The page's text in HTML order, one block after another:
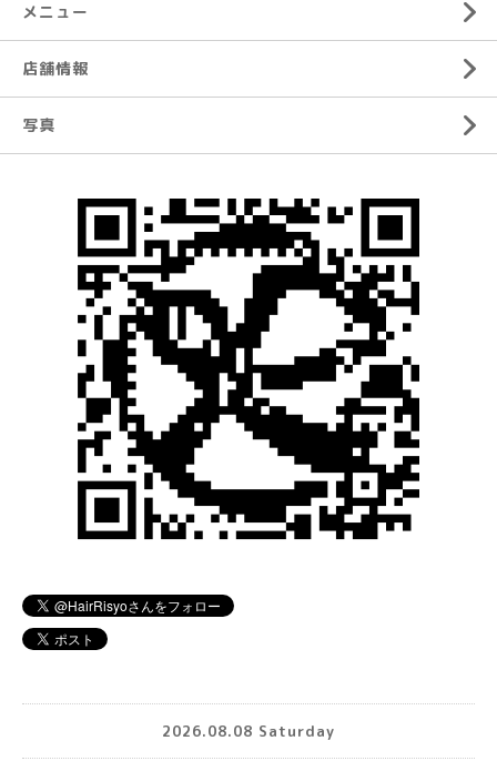
メニュー
店舗情報
写真
2026.08.08 Saturday